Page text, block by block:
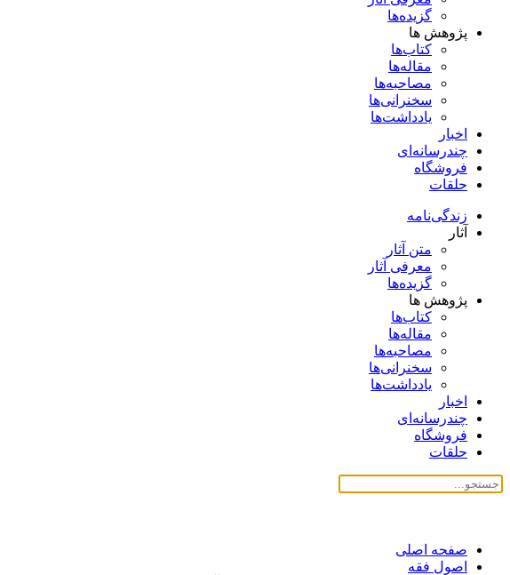
گزیده‌ها
پژوهش ها
کتاب‌ها
مقاله‌ها
مصاحبه‌ها
سخنرانی‌ها
یادداشت‌ها
اخبار
چندرسانه‌ای
فروشگاه
حلقات
زندگی‌نامه
آثار
متن آثار
معرفی آثار
گزیده‌ها
پژوهش ها
کتاب‌ها
مقاله‌ها
مصاحبه‌ها
سخنرانی‌ها
یادداشت‌ها
اخبار
چندرسانه‌ای
فروشگاه
حلقات
صفحه اصلی
اصول فقه